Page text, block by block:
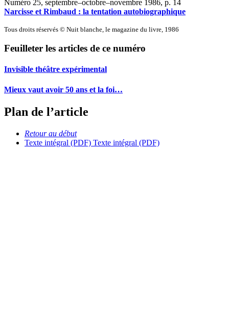
Numéro 25, septembre–octobre–novembre 1986, p. 14
Narcisse et Rimbaud : la tentation autobiographique
Tous droits réservés © Nuit blanche, le magazine du livre, 1986
Feuilleter les articles de ce numéro
Invisible théâtre expérimental
Mieux vaut avoir 50 ans et la foi…
Plan de l’article
Retour au début
Texte intégral (PDF) Texte intégral (PDF)